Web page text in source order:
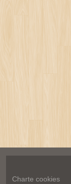
Charte cookies